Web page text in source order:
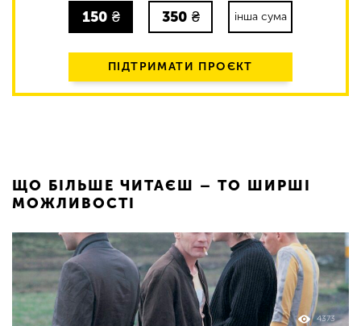
150 ₴ 350 ₴ інша сума
ПІДТРИМАТИ ПРОЄКТ
ЩО БІЛЬШЕ ЧИТАЄШ – ТО ШИРШІ
МОЖЛИВОСТІ
4373